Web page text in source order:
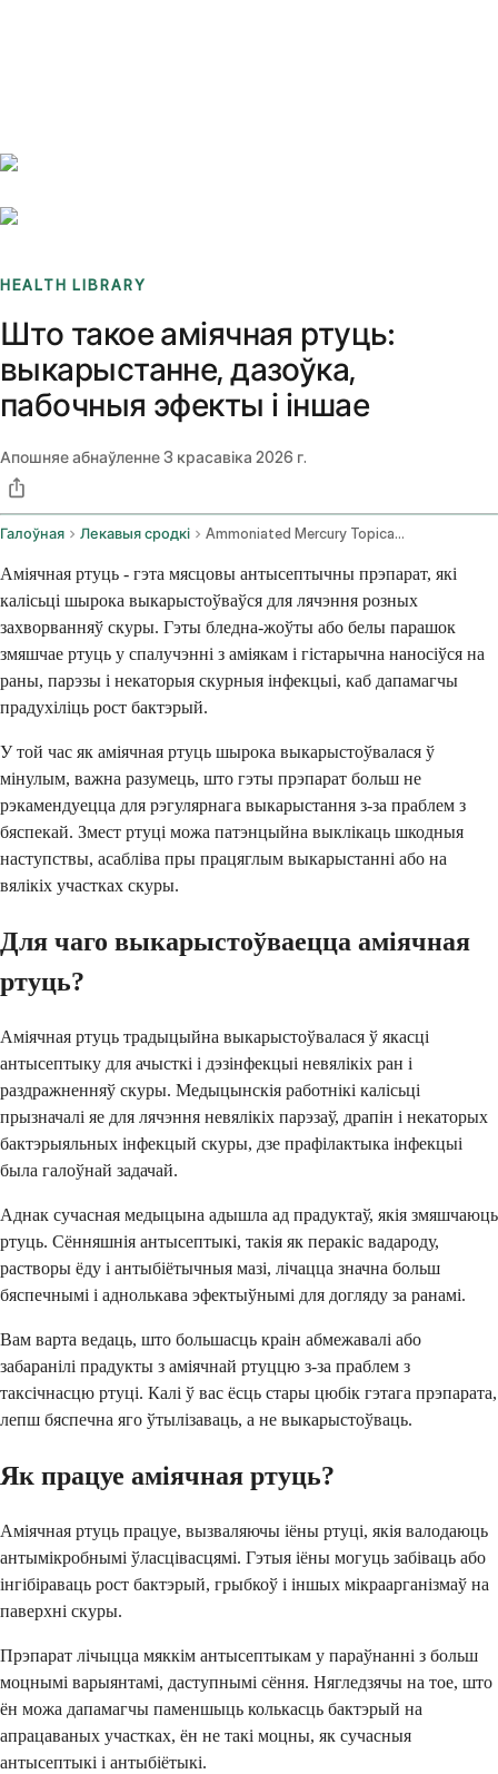
HEALTH LIBRARY
Што такое аміячная ртуць:
выкарыстанне, дазоўка,
пабочныя эфекты і іншае
Апошняе абнаўленне3 красавіка 2026 г.
Галоўная Лекавыя сродкі Ammoniated Mercury Topical Route
Аміячная ртуць - гэта мясцовы антысептычны прэпарат, які
калісьці шырока выкарыстоўваўся для лячэння розных
захворванняў скуры. Гэты бледна-жоўты або белы парашок
змяшчае ртуць у спалучэнні з аміякам і гістарычна наносіўся на
раны, парэзы і некаторыя скурныя інфекцыі, каб дапамагчы
прадухіліць рост бактэрый.
У той час як аміячная ртуць шырока выкарыстоўвалася ў
мінулым, важна разумець, што гэты прэпарат больш не
рэкамендуецца для рэгулярнага выкарыстання з-за праблем з
бяспекай. Змест ртуці можа патэнцыйна выклікаць шкодныя
наступствы, асабліва пры працяглым выкарыстанні або на
вялікіх участках скуры.
Для чаго выкарыстоўваецца аміячная
ртуць?
Аміячная ртуць традыцыйна выкарыстоўвалася ў якасці
антысептыку для ачысткі і дэзінфекцыі невялікіх ран і
раздражненняў скуры. Медыцынскія работнікі калісьці
прызначалі яе для лячэння невялікіх парэзаў, драпін і некаторых
бактэрыяльных інфекцый скуры, дзе прафілактыка інфекцыі
была галоўнай задачай.
Аднак сучасная медыцына адышла ад прадуктаў, якія змяшчаюць
ртуць. Сённяшнія антысептыкі, такія як перакіс вадароду,
растворы ёду і антыбіётычныя мазі, лічацца значна больш
бяспечнымі і аднолькава эфектыўнымі для догляду за ранамі.
Вам варта ведаць, што большасць краін абмежавалі або
забаранілі прадукты з аміячнай ртуццю з-за праблем з
таксічнасцю ртуці. Калі ў вас ёсць стары цюбік гэтага прэпарата,
лепш бяспечна яго ўтылізаваць, а не выкарыстоўваць.
Як працуе аміячная ртуць?
Аміячная ртуць працуе, вызваляючы іёны ртуці, якія валодаюць
антымікробнымі ўласцівасцямі. Гэтыя іёны могуць забіваць або
інгібіраваць рост бактэрый, грыбкоў і іншых мікраарганізмаў на
паверхні скуры.
Прэпарат лічыцца мяккім антысептыкам у параўнанні з больш
моцнымі варыянтамі, даступнымі сёння. Нягледзячы на тое, што
ён можа дапамагчы паменшыць колькасць бактэрый на
апрацаваных участках, ён не такі моцны, як сучасныя
антысептыкі і антыбіётыкі.